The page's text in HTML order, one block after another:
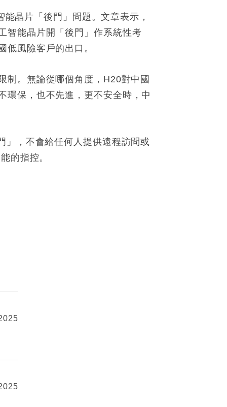
晶片「後門」問題。文章表示，
智能晶片開「後門」作系統性考
風險客戶的出口。
制。無論從哪個角度，H20對中國
環保，也不先進，更不安全時，中
」，不會給任何人提供遠程訪問或
的指控。